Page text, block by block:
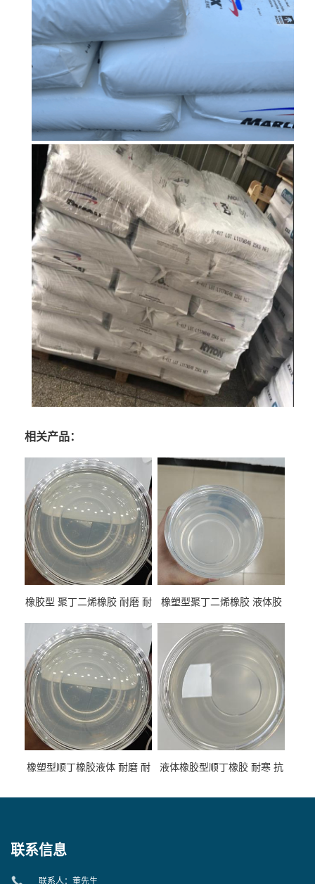
相关产品：
橡胶型 聚丁二烯橡胶 耐磨 耐
性
橡塑型聚丁二烯橡胶 液体胶
专用
橡塑型顺丁橡胶液体 耐磨 耐
液体橡胶型顺丁橡胶 耐寒 抗
联系信息
联系人：董先生